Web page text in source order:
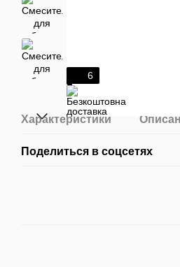
6
Характеристики
Поделиться в соцсетях